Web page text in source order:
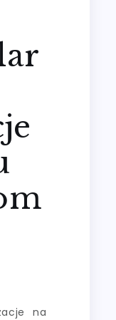
na